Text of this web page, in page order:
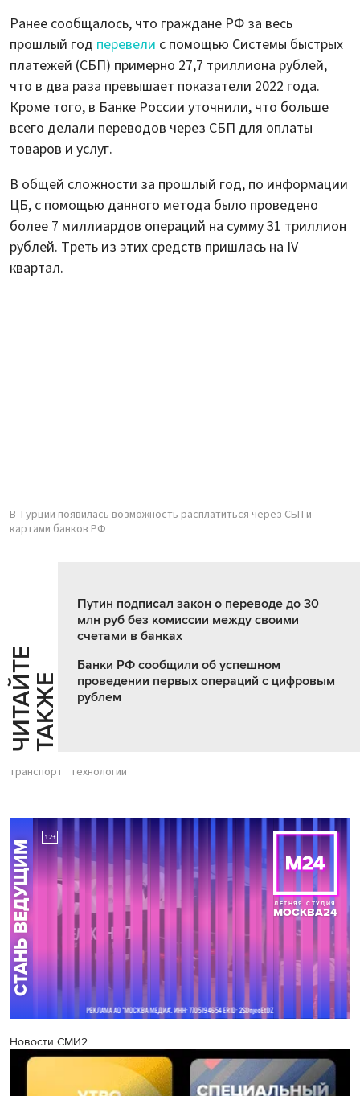
Ранее сообщалось, что граждане РФ за весь
прошлый год перевели с помощью Системы быстрых
платежей (СБП) примерно 27,7 триллиона рублей,
что в два раза превышает показатели 2022 года.
Кроме того, в Банке России уточнили, что больше
всего делали переводов через СБП для оплаты
товаров и услуг.
В общей сложности за прошлый год, по информации
ЦБ, с помощью данного метода было проведено
более 7 миллиардов операций на сумму 31 триллион
рублей. Треть из этих средств пришлась на IV
квартал.
В Турции появилась возможность расплатиться через СБП и
картами банков РФ
Ч
И
Т
АЙ
Т
Е
Т
А
К
ЖЕ
Путин подписал закон о переводе до 30
млн руб без комиссии между своими
счетами в банках
Банки РФ сообщили об успешном
проведении первых операций с цифровым
рублем
транспорт технологии
Новости СМИ2